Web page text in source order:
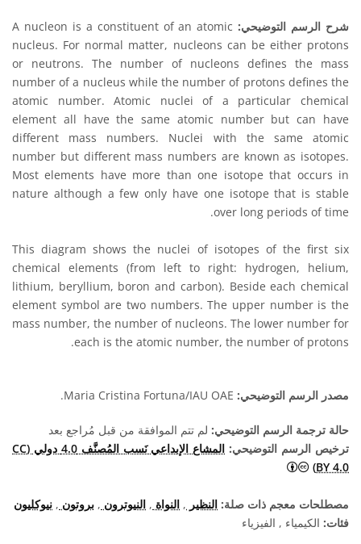
شرح الرسم التوضيحي: A nucleon is a constituent of an atomic
nucleus. For normal matter, nucleons can be either protons
or neutrons. The number of nucleons defines the mass
number of a nucleus while the number of protons defines the
atomic number. Atomic nuclei of a particular chemical
element all have the same atomic number but can have
different mass numbers. Nuclei with the same atomic
number but different mass numbers are known as isotopes.
Most elements have more than one isotope that occurs in
nature although a few only have one isotope that is stable
over long periods of time.
This diagram shows the nuclei of isotopes of the first six
chemical elements (from left to right: hydrogen, helium,
lithium, beryllium, boron and carbon). Beside each chemical
element symbol are two numbers. The upper number is the
mass number, the number of nucleons. The lower number for
each is the atomic number, the number of protons.
مصدر الرسم التوضيحي:
حالة ترجمة الرسم التوضيحي: لم تتم الموافقة من قبل مُراجع بعد
ترخيص الرسم التوضيحي:
المشاع الإبداعي نَسب المُصنَّف 4.0 دولي (CC
BY 4.0)
المشاع الإبداعي نَسب المُصنَّف 4.0 دولي (CC BY 4.0) أيقونات
مصطلحات معجم ذات صلة: النظير , النواة , النيوترون , بروتون , نيوكليون
فئات: الكيمياء , الفيزياء